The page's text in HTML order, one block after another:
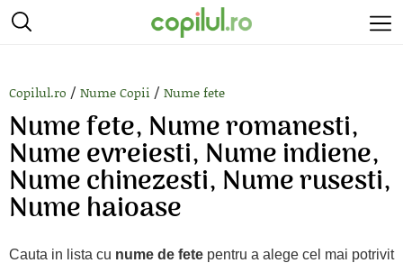
Copilul.ro / Nume Copii / Nume fete
Nume fete, Nume romanesti,
Nume evreiesti, Nume indiene,
Nume chinezesti, Nume rusesti,
Nume haioase
Cauta in lista cu nume de fete pentru a alege cel mai potrivit